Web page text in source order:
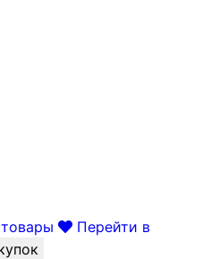
Перейти в